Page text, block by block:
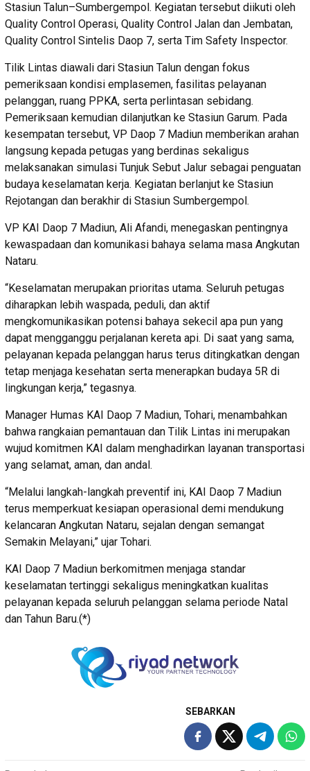
Stasiun Talun–Sumbergempol. Kegiatan tersebut diikuti oleh
Quality Control Operasi, Quality Control Jalan dan Jembatan,
Quality Control Sintelis Daop 7, serta Tim Safety Inspector.
Tilik Lintas diawali dari Stasiun Talun dengan fokus
pemeriksaan kondisi emplasemen, fasilitas pelayanan
pelanggan, ruang PPKA, serta perlintasan sebidang.
Pemeriksaan kemudian dilanjutkan ke Stasiun Garum. Pada
kesempatan tersebut, VP Daop 7 Madiun memberikan arahan
langsung kepada petugas yang berdinas sekaligus
melaksanakan simulasi Tunjuk Sebut Jalur sebagai penguatan
budaya keselamatan kerja. Kegiatan berlanjut ke Stasiun
Rejotangan dan berakhir di Stasiun Sumbergempol.
VP KAI Daop 7 Madiun, Ali Afandi, menegaskan pentingnya
kewaspadaan dan komunikasi bahaya selama masa Angkutan
Nataru.
“Keselamatan merupakan prioritas utama. Seluruh petugas
diharapkan lebih waspada, peduli, dan aktif
mengkomunikasikan potensi bahaya sekecil apa pun yang
dapat mengganggu perjalanan kereta api. Di saat yang sama,
pelayanan kepada pelanggan harus terus ditingkatkan dengan
tetap menjaga kesehatan serta menerapkan budaya 5R di
lingkungan kerja,” tegasnya.
Manager Humas KAI Daop 7 Madiun, Tohari, menambahkan
bahwa rangkaian pemantauan dan Tilik Lintas ini merupakan
wujud komitmen KAI dalam menghadirkan layanan transportasi
yang selamat, aman, dan andal.
“Melalui langkah-langkah preventif ini, KAI Daop 7 Madiun
terus memperkuat kesiapan operasional demi mendukung
kelancaran Angkutan Nataru, sejalan dengan semangat
Semakin Melayani,” ujar Tohari.
KAI Daop 7 Madiun berkomitmen menjaga standar
keselamatan tertinggi sekaligus meningkatkan kualitas
pelayanan kepada seluruh pelanggan selama periode Natal
dan Tahun Baru.(*)
SEBARKAN